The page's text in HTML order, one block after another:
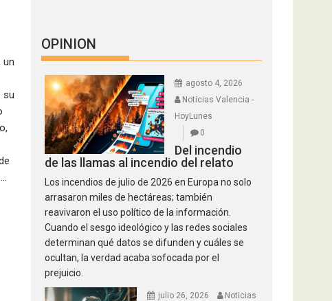
un
su
OPINION
agosto 4, 2026
Noticias Valencia -
HoyLunes
0
Del incendio
de las llamas al incendio del relato
Los incendios de julio de 2026 en Europa no solo
arrasaron miles de hectáreas; también
reavivaron el uso político de la información.
Cuando el sesgo ideológico y las redes sociales
determinan qué datos se difunden y cuáles se
ocultan, la verdad acaba sofocada por el
prejuicio.
julio 26, 2026
Noticias